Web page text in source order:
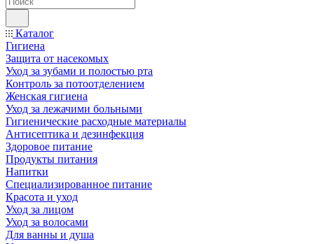
Каталог
Гигиена
Защита от насекомых
Уход за зубами и полостью рта
Контроль за потоотделением
Женская гигиена
Уход за лежачими больными
Гигиенические расходные материалы
Антисептика и дезинфекция
Здоровое питание
Продукты питания
Напитки
Специализированное питание
Красота и уход
Уход за лицом
Уход за волосами
Для ванны и душа